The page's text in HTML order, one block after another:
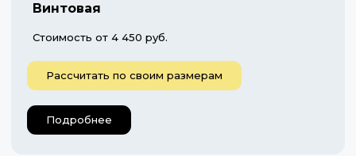
Винтовая
Стоимость от 4 450 руб.
Рассчитать по своим размерам
Подробнее